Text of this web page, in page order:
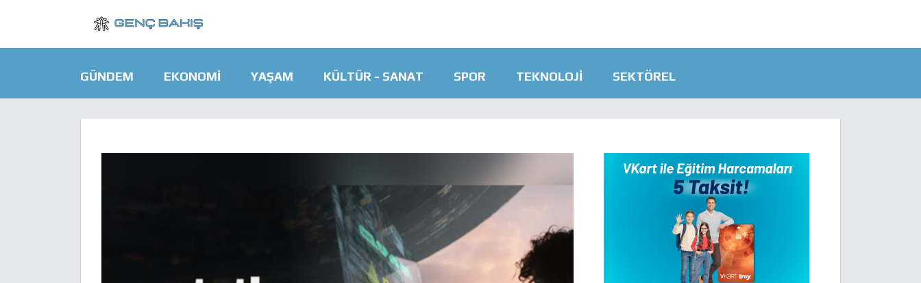
GÜNDEM EKONOMI YAŞAM KÜLTÜR - SANAT SPOR TEKNOLOJI SEKTÖREL